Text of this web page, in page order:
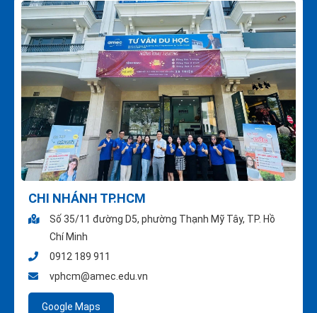
CHI NHÁNH TP.HCM
Số 35/11 đường D5, phường Thạnh Mỹ Tây, TP. Hồ
Chí Minh
0912 189 911
vphcm@amec.edu.vn
Google Maps